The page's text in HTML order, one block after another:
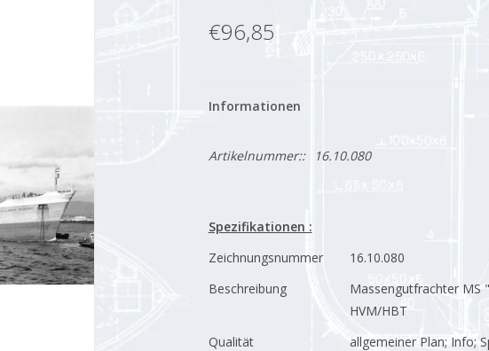
€96,85
Informationen
Artikelnummer:: 16.10.080
Spezifikationen :
Zeichnungsnummer
16.10.080
Beschreibung
Massengutfrachter MS
HVM/HBT
Qualität
allgemeiner Plan; Info;